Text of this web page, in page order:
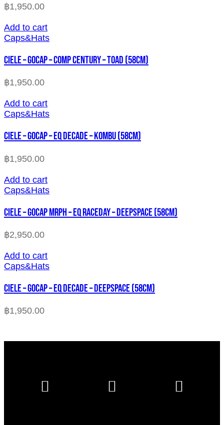
฿1,950.00
Add to cart
Caps&Hats
CIELE – GOCAP – COMP CENTURY – TOAD (58cm)
฿1,950.00
Add to cart
Caps&Hats
CIELE – GOCAP – EQ DECADE – KOMBU (58cm)
฿1,950.00
Add to cart
Caps&Hats
CIELE – GOCAP MRPH – EQ RACEDAY – DEEPSPACE (58cm)
฿2,950.00
Add to cart
Caps&Hats
CIELE – GOCAP – EQ DECADE – DEEPSPACE (58cm)
฿1,950.00